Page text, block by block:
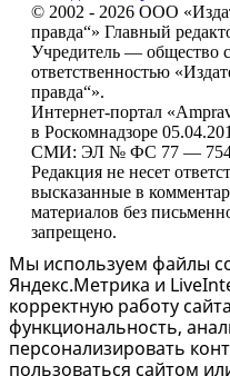
© 2002 - 2026 ООО
правда“» Главный
Учредитель — общество
ответственностью
правда“».
Интернет-портал
в Роскомнадзоре
СМИ: ЭЛ № ФС 77 —
Редакция не несет
высказанные в
материалов без
запрещено.
Мы используем файлы
Яндекс.Метрика и
корректную работу
функциональность,
персонализировать
пользоваться сайтом